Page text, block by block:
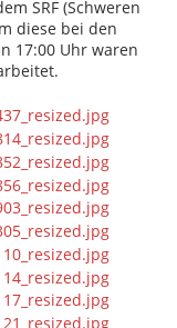
SRF (Schweren
diese bei den
17:00 Uhr waren